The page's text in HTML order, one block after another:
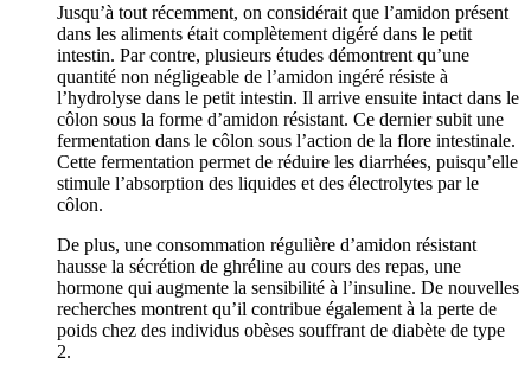
Jusqu’à tout récemment, on considérait que l’amidon présent
dans les aliments était complètement digéré dans le petit
intestin. Par contre, plusieurs études démontrent qu’une
quantité non négligeable de l’amidon ingéré résiste à
l’hydrolyse dans le petit intestin. Il arrive ensuite intact dans le
côlon sous la forme d’amidon résistant. Ce dernier subit une
fermentation dans le côlon sous l’action de la flore intestinale.
Cette fermentation permet de réduire les diarrhées, puisqu’elle
stimule l’absorption des liquides et des électrolytes par le
côlon.
De plus, une consommation régulière d’amidon résistant
hausse la sécrétion de ghréline au cours des repas, une
hormone qui augmente la sensibilité à l’insuline. De nouvelles
recherches montrent qu’il contribue également à la perte de
poids chez des individus obèses souffrant de diabète de type
2.